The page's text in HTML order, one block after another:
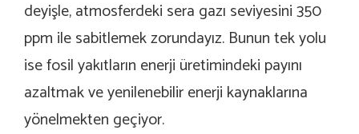
deyişle, atmosferdeki sera gazı seviyesini 350
ppm ile sabitlemek zorundayız. Bunun tek yolu
ise fosil yakıtların enerji üretimindeki payını
azaltmak ve yenilenebilir enerji kaynaklarına
yönelmekten geçiyor.